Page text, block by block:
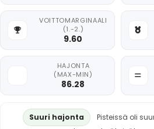
VOITTOMARGINAALI
(1.-2.)
9.60
HAJONTA
(MAX-MIN)
86.28
Suuri hajonta
Pisteissä oli